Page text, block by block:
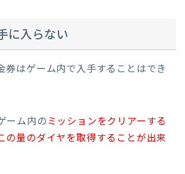
に入らない
券はゲーム内で入手することはでき
ーム内のミッションをクリアーする
の量のダイヤを取得することが出来